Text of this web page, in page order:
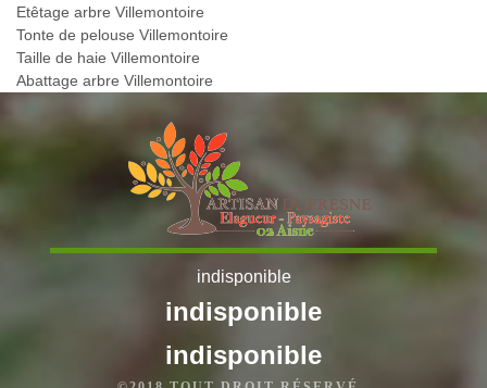
Etêtage arbre Villemontoire
Tonte de pelouse Villemontoire
Taille de haie Villemontoire
Abattage arbre Villemontoire
indisponible
indisponible
indisponible